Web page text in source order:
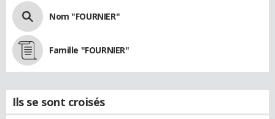
Nom "FOURNIER"
Famille "FOURNIER"
Ils se sont croisés